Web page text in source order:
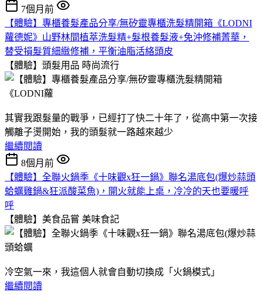
7個月前
【體驗】專櫃養髮產品分享/無矽靈專櫃洗髮精開箱《LODNI
蘿德妮》山野林間植萃洗髮精+髮根養髮液+免沖修補菁華，
替受損髮質細緻修補，平衡油脂活絡頭皮
【體驗】頭髮用品 時尚流行
其實我跟髮量的戰爭，已經打了快二十年了，從高中第一次接
觸離子燙開始，我的頭髮就一路越來越少
繼續閱讀
8個月前
【體驗】全聯火鍋季《十味觀x狂一鍋》聯名湯底包(爆炒蒜頭
蛤蠣雞鍋&狂派酸菜魚)，開火就能上桌，冷冷的天也要暖呼
呼
【體驗】美食品嘗 美味食記
冷空氣一來，我這個人就會自動切換成「火鍋模式」
繼續閱讀